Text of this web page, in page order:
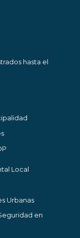
hasta el
Local
Urbanas
en